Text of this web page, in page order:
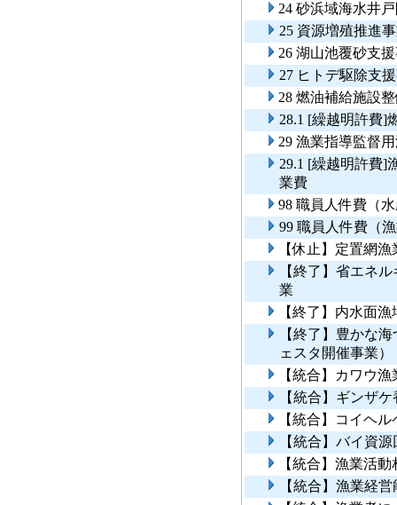
24 砂浜域海水井
25 資源増殖推進
26 湖山池覆砂支
27 ヒトデ駆除支
28 燃油補給施設
28.1 [繰越明許費]
29 漁業指導監督
29.1 [繰越明許費]
業費
98 職員人件費（
99 職員人件費（
【休止】定置網
【終了】省エネ
業
【終了】内水面
【終了】豊かな
ェスタ開催事業）
【統合】カワウ
【統合】ギンザ
【統合】コイヘ
【統合】バイ資
【統合】漁業活
【統合】漁業経